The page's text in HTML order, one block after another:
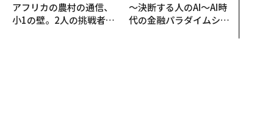
アフリカの農村の通信、
小1の壁。2人の挑戦者が
〜決断する人のAI〜AI時
代の金融パラダイムシフ